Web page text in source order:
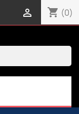
shopping_cart (0)
